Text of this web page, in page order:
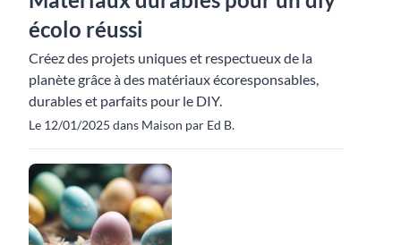
écolo réussi
Créez des projets uniques et respectueux de la
planète grâce à des matériaux écoresponsables,
durables et parfaits pour le DIY.
Le 12/01/2025 dans Maison par Ed B.